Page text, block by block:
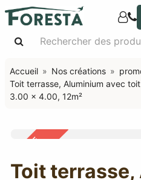
Accueil Nos créations
Toit terrasse, Aluminium avec
3.00 x 4.00, 12m²
OFFRE
Toit